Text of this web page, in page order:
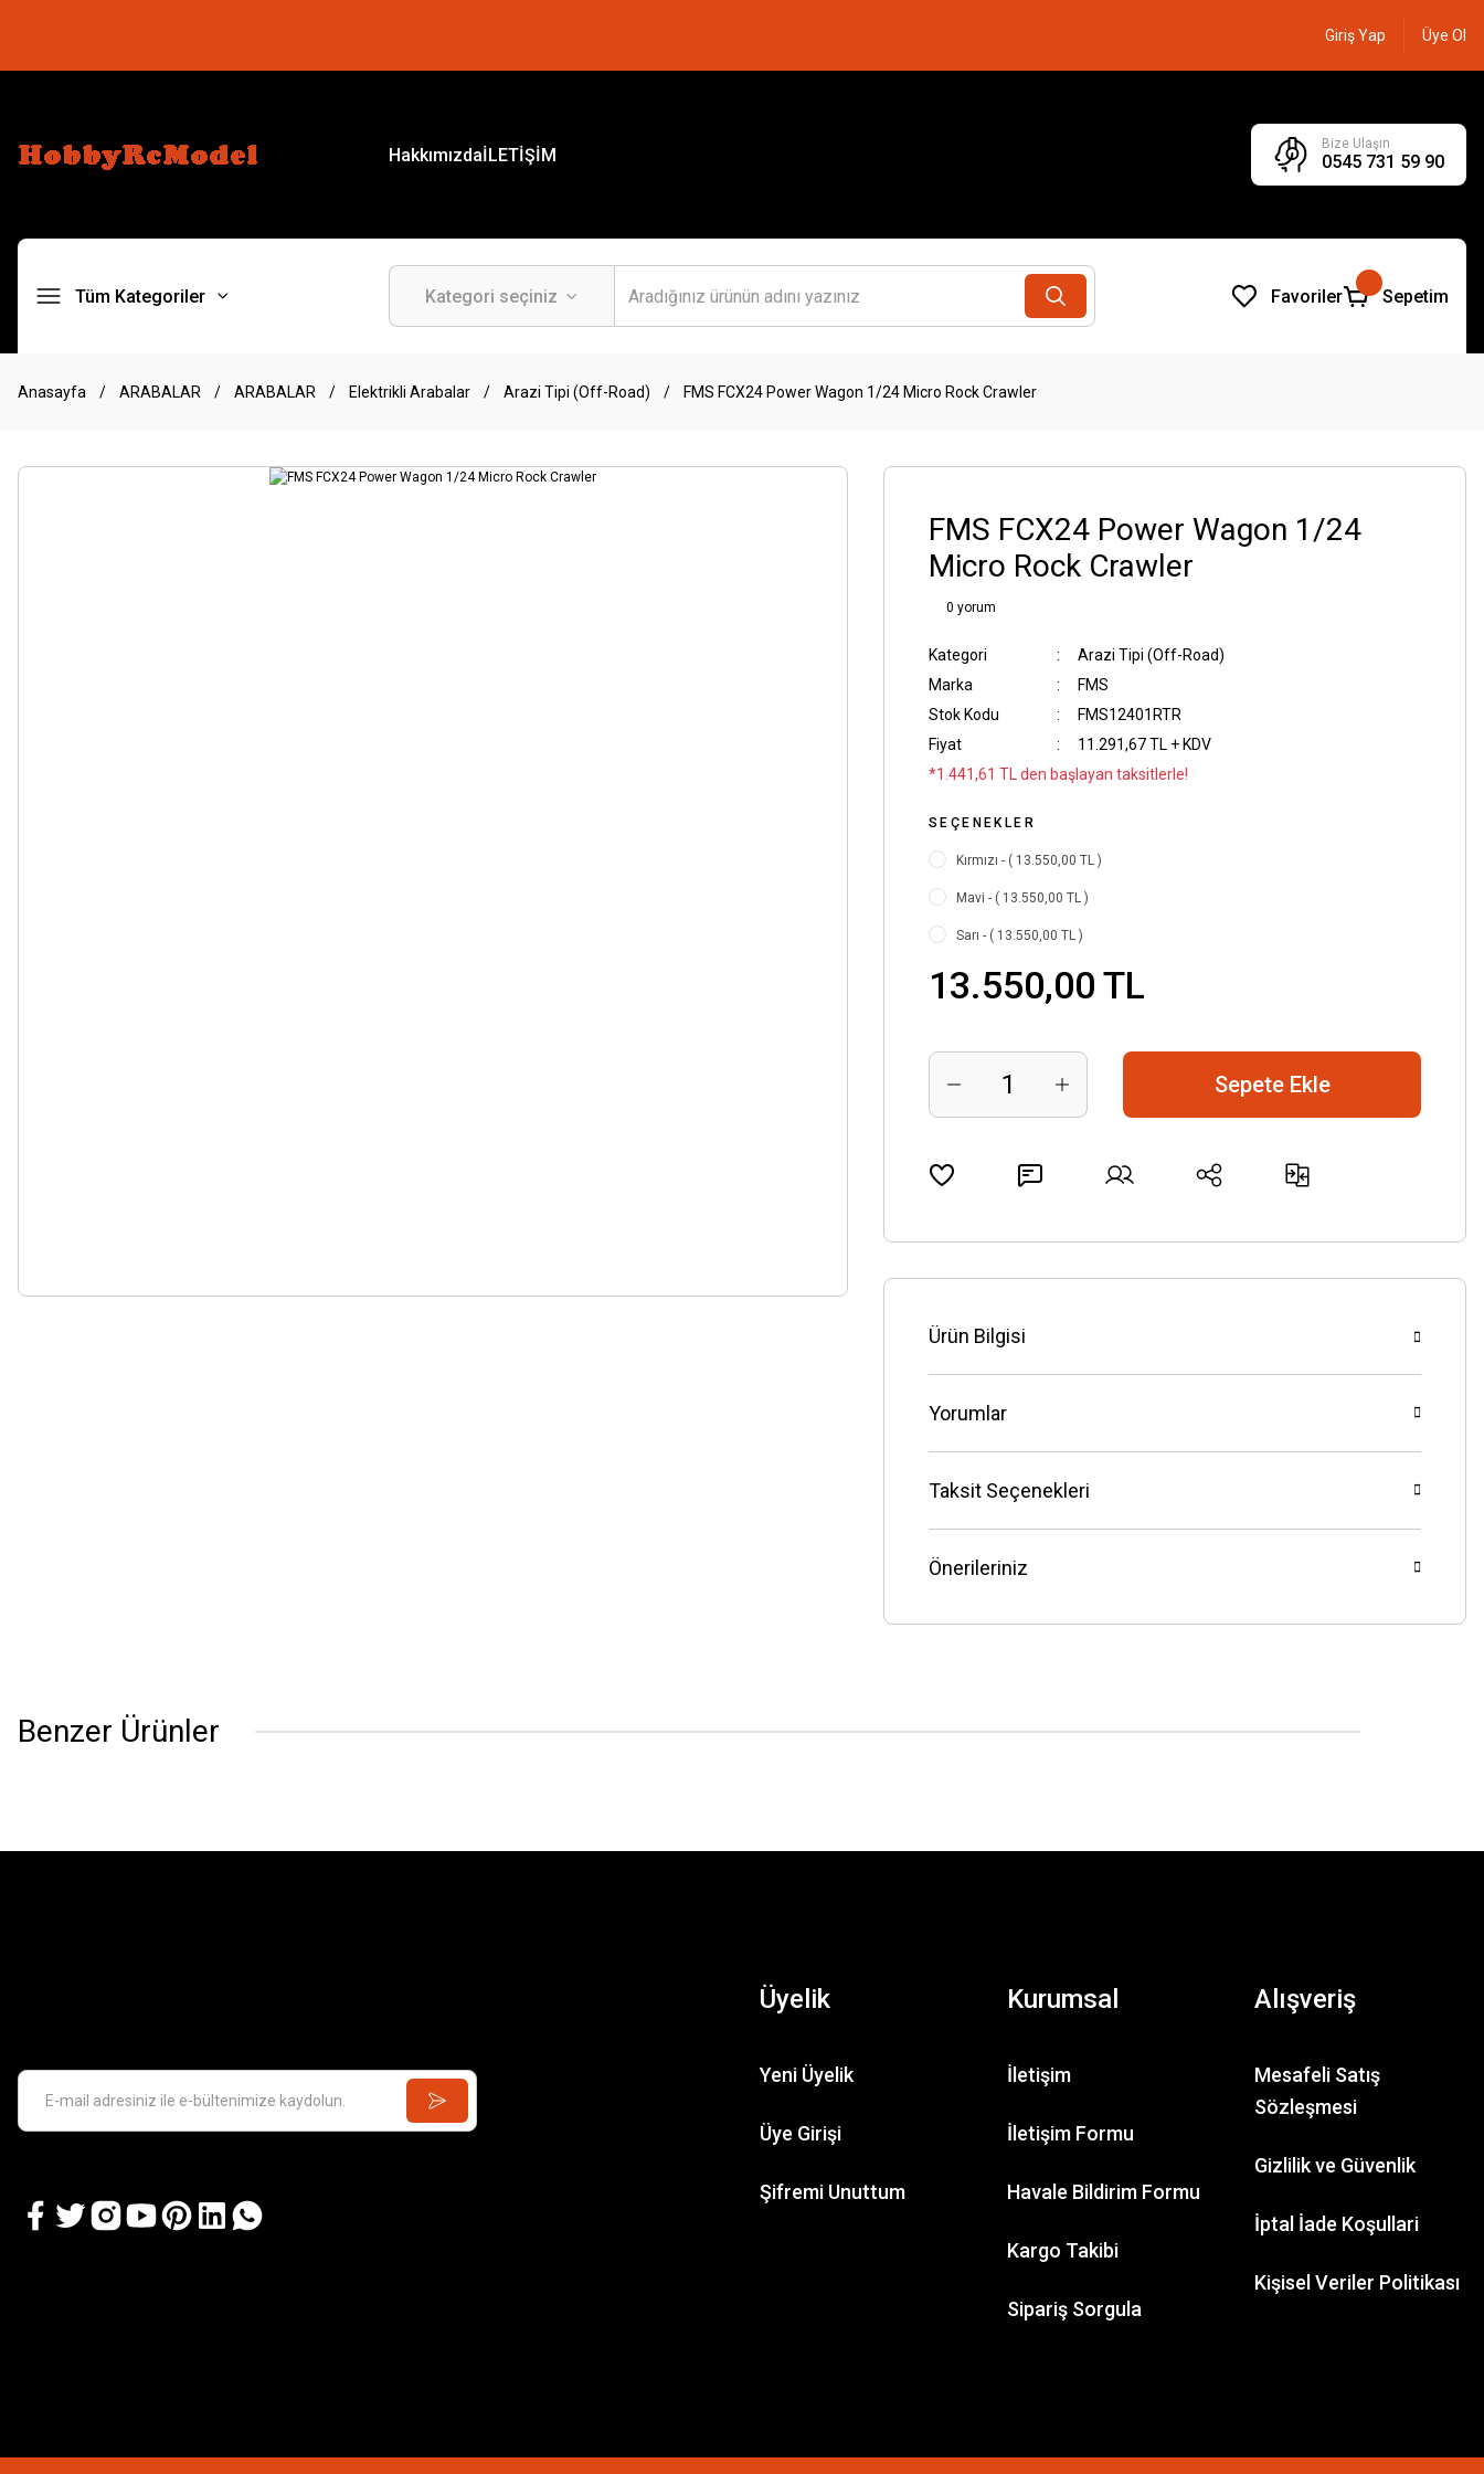
Giriş Yap Üye Ol
HakkımızdaİLETİŞİM
Bize Ulaşın
0545 731 59 90
Tüm Kategoriler Favoriler Sepetim
Anasayfa ARABALAR ARABALAR Elektrikli Arabalar Arazi Tipi (Off-Road) FMS FCX24 Power Wagon 1/24 Micro Rock Crawler
FMS FCX24 Power Wagon 1/24
Micro Rock Crawler
0 yorum
Kategori
Arazi Tipi (Off-Road)
Marka
FMS
Stok Kodu
FMS12401RTR
Fiyat
11.291,67 TL + KDV
*1.441,61 TL den başlayan taksitlerle!
SEÇENEKLER
Kırmızı - ( 13.550,00 TL )
Mavi - ( 13.550,00 TL )
Sarı - ( 13.550,00 TL )
13.550,00 TL
Sepete Ekle
Ürün Bilgisi
Yorumlar
Taksit Seçenekleri
Önerileriniz
Benzer Ürünler
Üyelik
Yeni Üyelik
Üye Girişi
Şifremi Unuttum
Kurumsal
İletişim
İletişim Formu
Havale Bildirim Formu
Kargo Takibi
Sipariş Sorgula
Alışveriş
Mesafeli Satış
Sözleşmesi
Gizlilik ve Güvenlik
İptal İade Koşullari
Kişisel Veriler Politikası